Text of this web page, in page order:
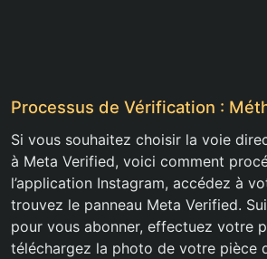
Processus de Vérification :
Si vous souhaitez choisir la voie
à Meta Verified, voici comment
l’application Instagram, accédez à
trouvez le panneau Meta Verified.
pour vous abonner, effectuez votre
téléchargez la photo de votre pièce